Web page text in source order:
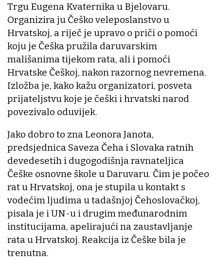
Trgu Eugena Kvaternika u Bjelovaru.
Organizira ju Češko veleposlanstvo u
Hrvatskoj, a riječ je upravo o priči o pomoći
koju je Češka pružila daruvarskim
mališanima tijekom rata, ali i pomoći
Hrvatske Češkoj, nakon razornog nevremena.
Izložba je, kako kažu organizatori, posveta
prijateljstvu koje je češki i hrvatski narod
povezivalo oduvijek.
Jako dobro to zna Leonora Janota,
predsjednica Saveza Čeha i Slovaka ratnih
devedesetih i dugogodišnja ravnateljica
Češke osnovne škole u Daruvaru. Čim je počeo
rat u Hrvatskoj, ona je stupila u kontakt s
vodećim ljudima u tadašnjoj Čehoslovačkoj,
pisala je i UN-u i drugim međunarodnim
institucijama, apelirajući na zaustavljanje
rata u Hrvatskoj. Reakcija iz Češke bila je
trenutna.